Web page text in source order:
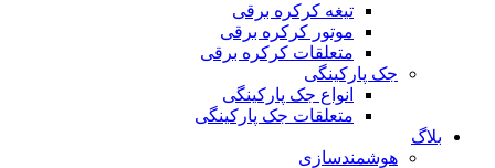
تیغه کرکره برقی
موتور کرکره برقی
متعلقات کرکره برقی
جک پارکینگی
انواع جک پارکینگی
متعلقات جک پارکینگی
بلاگ
هوشمندسازی